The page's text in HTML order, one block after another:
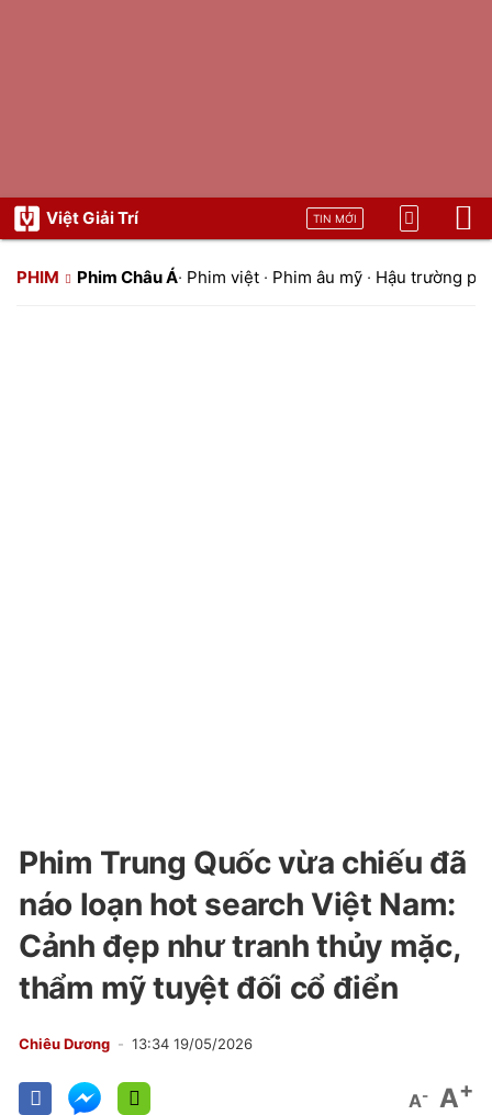
Việt Giải Trí TIN MỚI
PHIM Phim Châu Á· Phim việt · Phim âu mỹ · Hậu trường
Phim Trung Quốc vừa chiếu đã
náo loạn hot search Việt Nam:
Cảnh đẹp như tranh thủy mặc,
thẩm mỹ tuyệt đối cổ điển
Chiêu Dương 13:34 19/05/2026
A- A+